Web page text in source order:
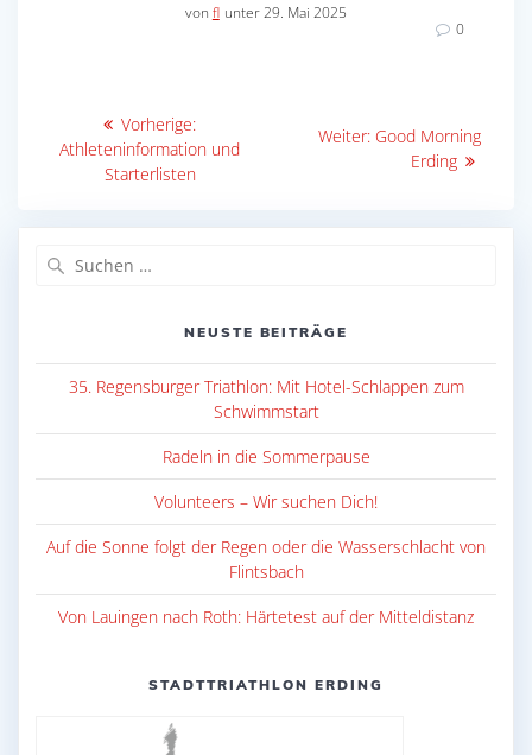
von fl unter 29. Mai 2025
0
Beitragsnavigation
Vorherige:Vorheriger
Beitrag:
Athleteninformation und
Starterlisten
Weiter: Nächster
Beitrag:
Good Morning
Erding
NEUSTE BEITRÄGE
35. Regensburger Triathlon: Mit Hotel-Schlappen zum
Schwimmstart
Radeln in die Sommerpause
Volunteers – Wir suchen Dich!
Auf die Sonne folgt der Regen oder die Wasserschlacht von
Flintsbach
Von Lauingen nach Roth: Härtetest auf der Mitteldistanz
STADTTRIATHLON ERDING